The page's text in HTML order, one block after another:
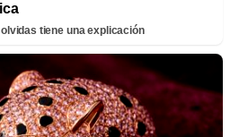
tiene una explicación